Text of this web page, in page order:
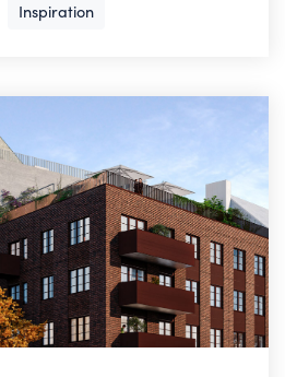
Inspiration